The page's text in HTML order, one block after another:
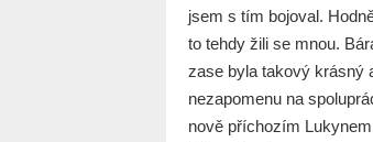
jsem s tím bojoval.
to tehdy žili se mnou.
zase byla takový krásný
nezapomenu na
nově příchozím